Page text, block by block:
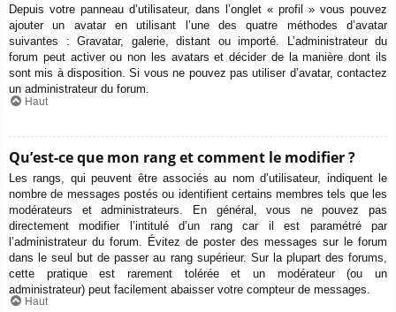
Depuis votre panneau d’utilisateur, dans l’onglet « profil » vous pouvez
ajouter un avatar en utilisant l’une des quatre méthodes d’avatar
suivantes : Gravatar, galerie, distant ou importé. L’administrateur du
forum peut activer ou non les avatars et décider de la manière dont ils
sont mis à disposition. Si vous ne pouvez pas utiliser d’avatar, contactez
un administrateur du forum.
Haut
Qu’est-ce que mon rang et comment le modifier ?
Les rangs, qui peuvent être associés au nom d’utilisateur, indiquent le
nombre de messages postés ou identifient certains membres tels que les
modérateurs et administrateurs. En général, vous ne pouvez pas
directement modifier l’intitulé d’un rang car il est paramétré par
l’administrateur du forum. Évitez de poster des messages sur le forum
dans le seul but de passer au rang supérieur. Sur la plupart des forums,
cette pratique est rarement tolérée et un modérateur (ou un
administrateur) peut facilement abaisser votre compteur de messages.
Haut